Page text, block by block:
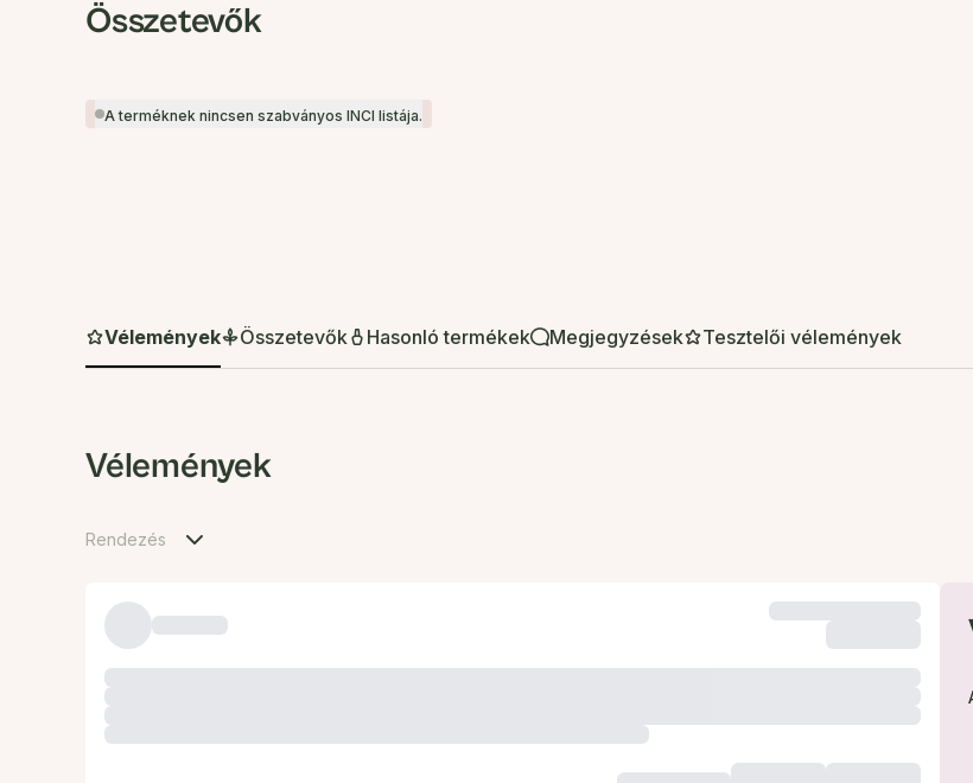
Összetevők
A terméknek nincsen szabványos INCI listája.
Vélemények Összetevők Hasonló termékek Megjegyzések Tesztelői vélemények
Vélemények
Rendezés